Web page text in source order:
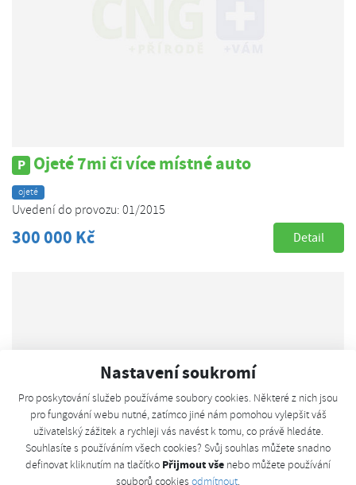
Nastavení soukromí
Pro poskytování služeb používáme soubory cookies. Některé z nich jsou
pro fungování webu nutné, zatímco jiné nám pomohou vylepšit váš
uživatelský zážitek a rychleji vás navést k tomu, co právě hledáte.
Souhlasíte s používáním všech cookies? Svůj souhlas můžete snadno
definovat kliknutím na tlačítko Přijmout vše nebo můžete používání
souborů cookies odmítnout.
P Ojeté 7mi či více místné auto
ojeté
Uvedení do provozu: 01/2015
300 000 Kč Detail